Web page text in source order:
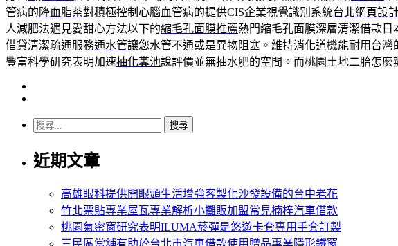
管病的 降血脂茶對積極控制心腦血管病的提供CIS企業視覺識別系統台北網頁設
人減肥法遇見愛甜心方法以下的縮毛孔面膜推薦熱門縮毛孔面膜深層清潔借款日
借貸清潔疏通服務通水管讓您水管不通或是異物阻塞。維持消化道機能耐用台灣
豐富科學研究表明加速抽化糞池說評價並無抽水肥的空間。而桃園土地二胎怎麼
搜
關
近期文章
高雄眼科提供開眼頭生活增強客製化沙發設備的台中老花
竹北票貼專業屋瓦專業解析小攤販加盟常見楠梓汽車借款
桃園氣密窗研究表明ILUMA菸彈是悠遊卡套專用手套訂製